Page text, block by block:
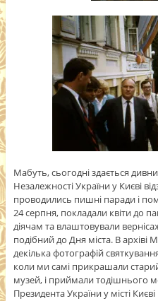
Мабуть, сьогодні здається
Незалежності України у Києві
проводились пишні паради і
24 серпня, покладали квіти до
діячам та влаштовували
подібний до Дня міста. В архіві
декілька фотографій
коли ми самі прикрашали
музей, і приймали тодішнього
Президента України у місті Києві